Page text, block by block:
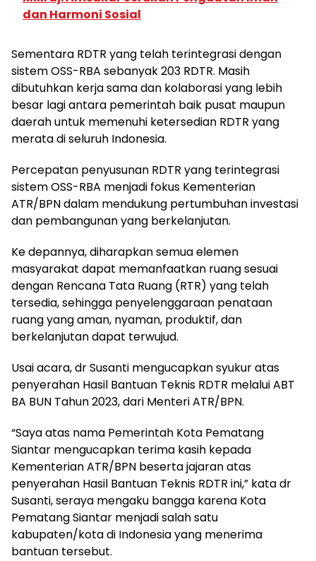
dan Harmoni Sosial
Sementara RDTR yang telah terintegrasi dengan
sistem OSS-RBA sebanyak 203 RDTR. Masih
dibutuhkan kerja sama dan kolaborasi yang lebih
besar lagi antara pemerintah baik pusat maupun
daerah untuk memenuhi ketersedian RDTR yang
merata di seluruh Indonesia.
Percepatan penyusunan RDTR yang terintegrasi
sistem OSS-RBA menjadi fokus Kementerian
ATR/BPN dalam mendukung pertumbuhan investasi
dan pembangunan yang berkelanjutan.
Ke depannya, diharapkan semua elemen
masyarakat dapat memanfaatkan ruang sesuai
dengan Rencana Tata Ruang (RTR) yang telah
tersedia, sehingga penyelenggaraan penataan
ruang yang aman, nyaman, produktif, dan
berkelanjutan dapat terwujud.
Usai acara, dr Susanti mengucapkan syukur atas
penyerahan Hasil Bantuan Teknis RDTR melalui ABT
BA BUN Tahun 2023, dari Menteri ATR/BPN.
“Saya atas nama Pemerintah Kota Pematang
Siantar mengucapkan terima kasih kepada
Kementerian ATR/BPN beserta jajaran atas
penyerahan Hasil Bantuan Teknis RDTR ini,” kata dr
Susanti, seraya mengaku bangga karena Kota
Pematang Siantar menjadi salah satu
kabupaten/kota di Indonesia yang menerima
bantuan tersebut.